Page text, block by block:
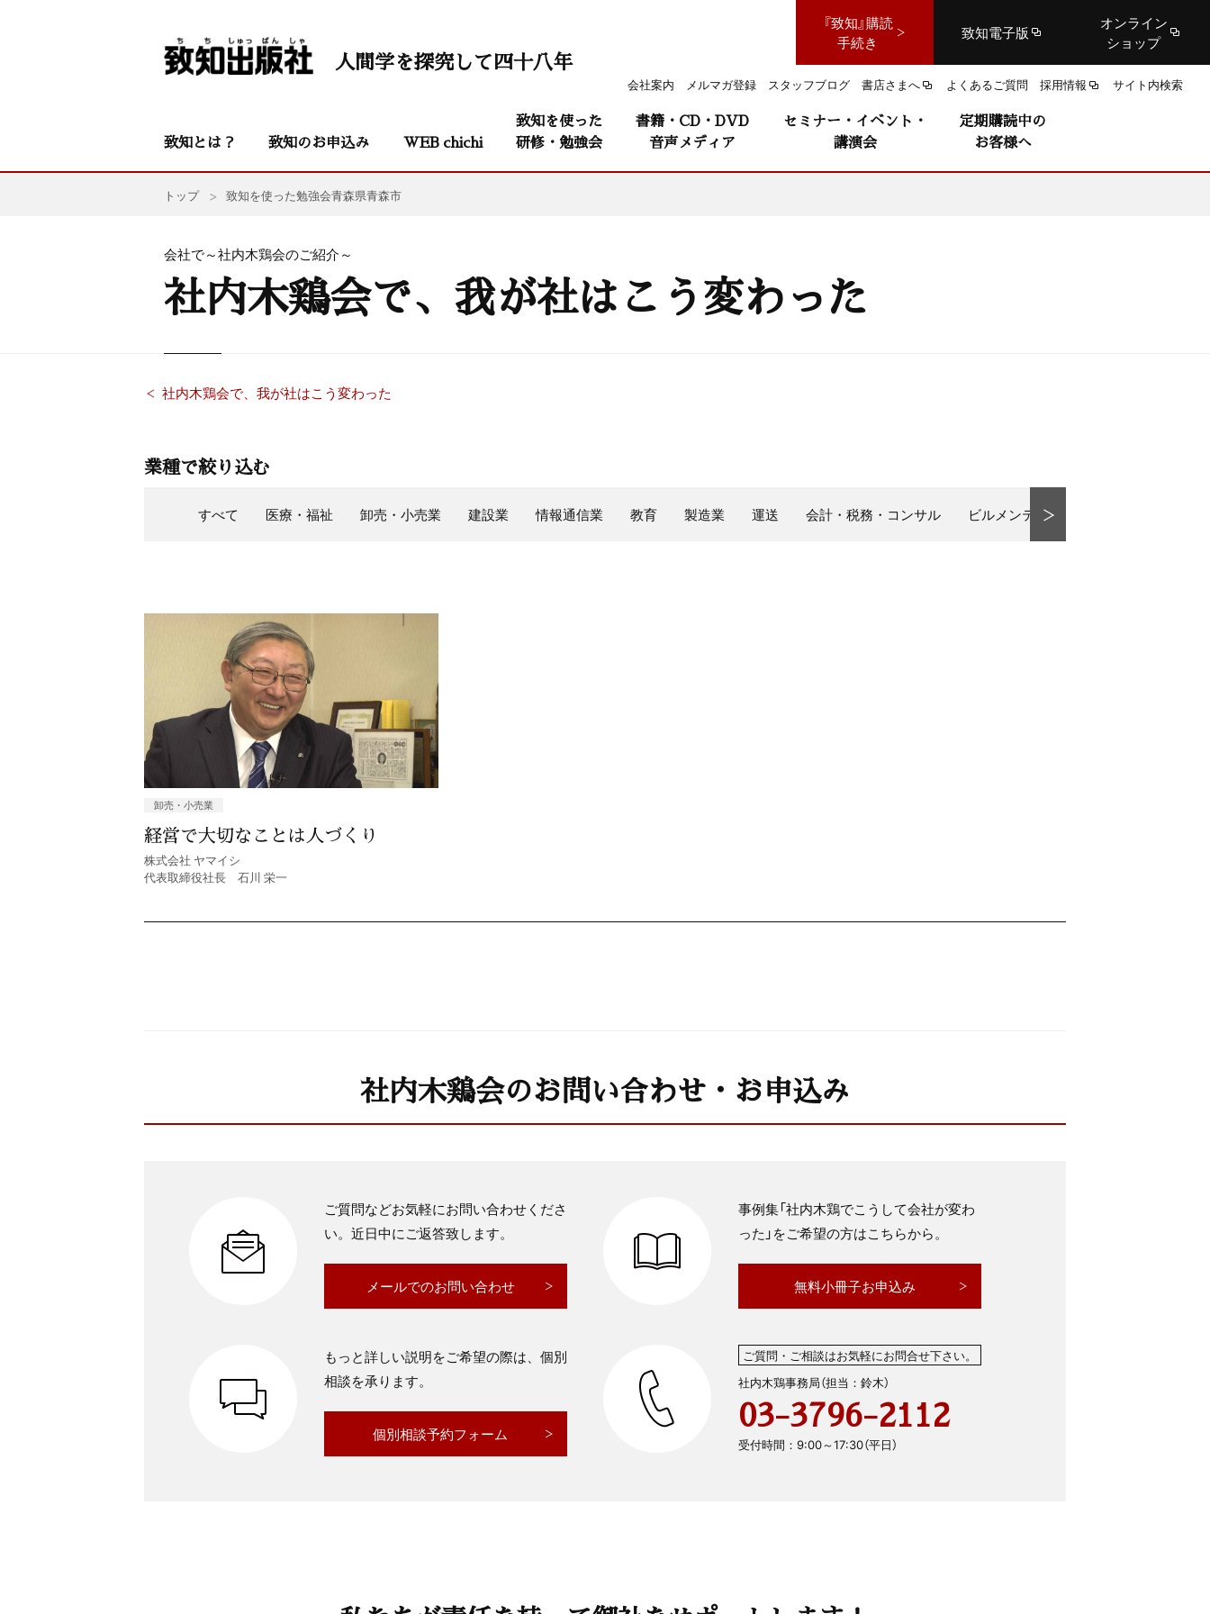
『致知』購読
手続き
致知電子版
オンライン
ショップ
会社案内 メルマガ登録 スタッフブログ 書店さまへ よくあるご質問 採用情報 サイト内検索
人間学を探究して四十八年
致知とは？ 致知のお申込み WEB chichi
致知を使った
研修・勉強会
書籍・CD・DVD
音声メディア
セミナー・イベント・
講演会
定期購読中の
お客様へ
トップ 致知を使った勉強会青森県青森市
会社で～社内木鶏会のご紹介～
社内木鶏会で、我が社はこう変わった
社内木鶏会で、我が社はこう変わった
業種で絞り込む
すべて 医療・福祉 卸売・小売業 建設業 情報通信業 教育 製造業 運送 会計・税務・コンサル ビルメンテナンス事業
卸売・小売業
経営で大切なことは人づくり
株式会社 ヤマイシ
代表取締役社長 石川 栄一
社内木鶏会のお問い合わせ・お申込み
ご質問などお気軽にお問い合わせくださ
い。近日中にご返答致します。
メールでのお問い合わせ
事例集「社内木鶏でこうして会社が変わ
った」をご希望の方はこちらから。
無料小冊子お申込み
もっと詳しい説明をご希望の際は、個別
相談を承ります。
個別相談予約フォーム
ご質問・ご相談はお気軽にお問合せ下さい。
社内木鶏事務局（担当：鈴木）
03-3796-2112
受付時間：9:00～17:30（平日）